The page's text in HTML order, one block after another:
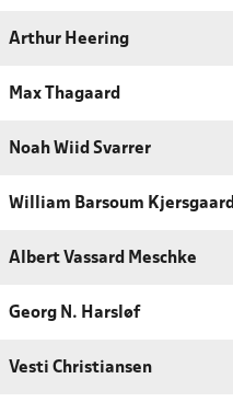
Arthur Heering
Max Thagaard
Noah Wiid Svarrer
William Barsoum Kjersgaard
Albert Vassard Meschke
Georg N. Harsløf
Vesti Christiansen